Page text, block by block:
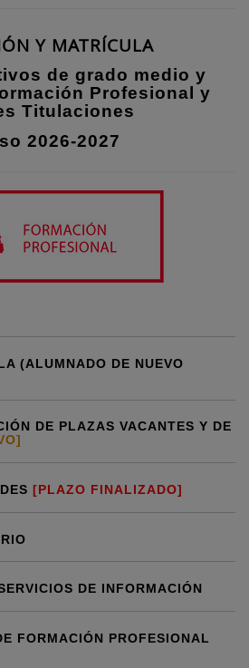
Y MATRÍCULA
de grado medio y
Profesional y
Titulaciones
2026-2027
(ALUMNADO DE NUEVO
DE PLAZAS VACANTES Y DE
[PLAZO FINALIZADO]
DE INFORMACIÓN
FORMACIÓN PROFESIONAL